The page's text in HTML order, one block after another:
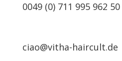
0049 (0) 711 995 962 50
ciao@vitha-haircult.de